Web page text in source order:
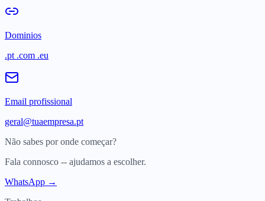
Dominios
.pt .com .eu
Email profissional
geral@tuaempresa.pt
Não sabes por onde começar?
Fala connosco -- ajudamos a escolher.
WhatsApp →